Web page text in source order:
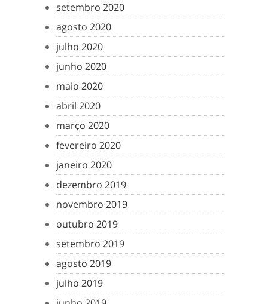
setembro 2020
agosto 2020
julho 2020
junho 2020
maio 2020
abril 2020
março 2020
fevereiro 2020
janeiro 2020
dezembro 2019
novembro 2019
outubro 2019
setembro 2019
agosto 2019
julho 2019